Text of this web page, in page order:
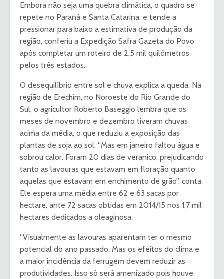
Embora não seja uma quebra climática, o quadro se
repete no Paraná e Santa Catarina, e tende a
pressionar para baixo a estimativa de produção da
região, conferiu a Expedição Safra Gazeta do Povo
após completar um roteiro de 2,5 mil quilômetros
pelos três estados.
O desequilíbrio entre sol e chuva explica a queda. Na
região de Erechim, no Noroeste do Rio Grande do
Sul, o agricultor Roberto Baseggio lembra que os
meses de novembro e dezembro tiveram chuvas
acima da média, o que reduziu a exposição das
plantas de soja ao sol. “Mas em janeiro faltou água e
sobrou calor. Foram 20 dias de veranico, prejudicando
tanto as lavouras que estavam em floração quanto
aquelas que estavam em enchimento de grão”, conta.
Ele espera uma média entre 62 e 63 sacas por
hectare, ante 72 sacas obtidas em 2014/15 nos 1,7 mil
hectares dedicados a oleaginosa.
“Visualmente as lavouras aparentam ter o mesmo
potencial do ano passado. Mas os efeitos do clima e
a maior incidência da ferrugem devem reduzir as
produtividades. Isso só será amenizado pois houve